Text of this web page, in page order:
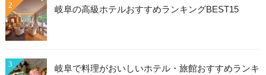
2 岐阜の高級ホテルおすすめランキングBEST15
3
岐阜で料理がおいしいホテル・旅館おすすめランキ